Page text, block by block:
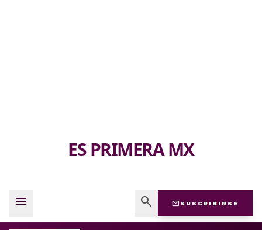
ES PRIMERA MX
menu search mail SUSCRIBIRSE